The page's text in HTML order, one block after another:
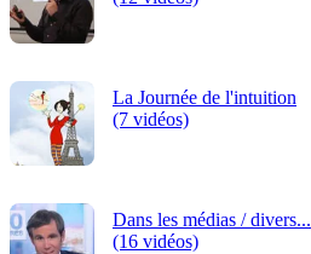
La Journée de l'intuition
(7 vidéos)
Dans les médias / divers...
(16 vidéos)